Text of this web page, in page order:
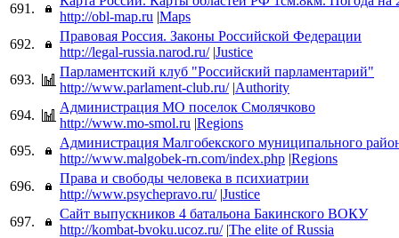
691.
http://obl-map.ru |Maps
692.
Правовая Россия. Законы Российской Федерации
http://legal-russia.narod.ru/ |Justice
693.
Парламентский клуб "Российский парламентарий"
http://www.parlament-club.ru/ |Authority
694.
Администрация МО поселок Смолячково
http://www.mo-smol.ru |Regions
695.
Администрация Малгобекского муниципального
http://www.malgobek-rn.com/index.php |Regions
696.
Права и свободы человека в психиатрии
http://www.psychepravo.ru/ |Justice
697.
Сайт выпускников 4 батальона Бакинского ВОКУ
http://kombat-bvoku.ucoz.ru/ |The elite of Russia